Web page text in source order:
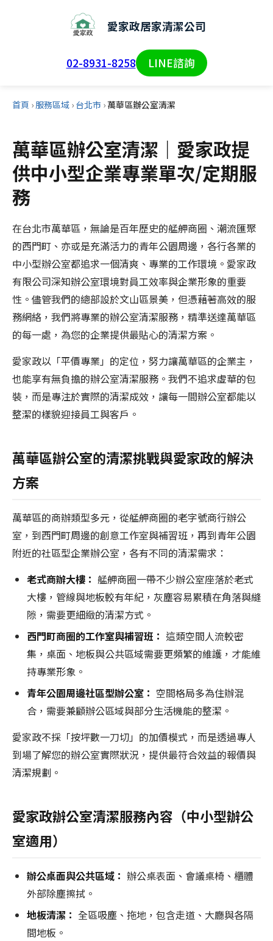
愛家政居家清潔公司
02-8931-8258 LINE諮詢
首頁 › 服務區域 › 台北市 ›萬華區辦公室清潔
萬華區辦公室清潔｜愛家政提
供中小型企業專業單次/定期服
務
在台北市萬華區，無論是百年歷史的艋舺商圈、潮流匯聚
的西門町、亦或是充滿活力的青年公園周邊，各行各業的
中小型辦公室都追求一個清爽、專業的工作環境。愛家政
有限公司深知辦公室環境對員工效率與企業形象的重要
性。儘管我們的總部設於文山區景美，但憑藉著高效的服
務網絡，我們將專業的辦公室清潔服務，精準送達萬華區
的每一處，為您的企業提供最貼心的清潔方案。
愛家政以「平價專業」的定位，努力讓萬華區的企業主，
也能享有無負擔的辦公室清潔服務。我們不追求虛華的包
裝，而是專注於實際的清潔成效，讓每一間辦公室都能以
整潔的樣貌迎接員工與客戶。
萬華區辦公室的清潔挑戰與愛家政的解決
方案
萬華區的商辦類型多元，從艋舺商圈的老字號商行辦公
室，到西門町周邊的創意工作室與補習班，再到青年公園
附近的社區型企業辦公室，各有不同的清潔需求：
老式商辦大樓： 艋舺商圈一帶不少辦公室座落於老式
大樓，管線與地板較有年紀，灰塵容易累積在角落與縫
隙，需要更細緻的清潔方式。
西門町商圈的工作室與補習班： 這類空間人流較密
集，桌面、地板與公共區域需要更頻繁的維護，才能維
持專業形象。
青年公園周邊社區型辦公室： 空間格局多為住辦混
合，需要兼顧辦公區域與部分生活機能的整潔。
愛家政不採「按坪數一刀切」的加價模式，而是透過專人
到場了解您的辦公室實際狀況，提供最符合效益的報價與
清潔規劃。
愛家政辦公室清潔服務內容（中小型辦公
室適用）
辦公桌面與公共區域： 辦公桌表面、會議桌椅、櫃體
外部除塵擦拭。
地板清潔： 全區吸塵、拖地，包含走道、大廳與各隔
間地板。